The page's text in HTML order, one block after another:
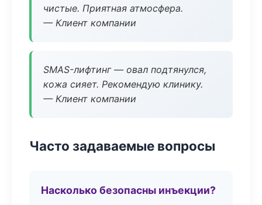
чистые. Приятная атмосфера.
— Клиент компании
SMAS-лифтинг — овал подтянулся,
кожа сияет. Рекомендую клинику.
— Клиент компании
Часто задаваемые вопросы
Насколько безопасны инъекции?